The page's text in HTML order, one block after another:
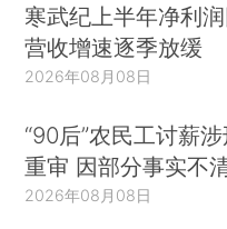
寒武纪上半年净利
营收增速逐季放缓
2026年08月08日
“90后”农民工讨薪
重审 因部分事实不
2026年08月08日